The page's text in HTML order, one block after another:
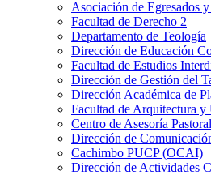
Asociación de Egresados
Facultad de Derecho 2
Departamento de Teología
Dirección de Educación
Facultad de Estudios
Dirección de Gestión del
Dirección Académica de
Facultad de Arquitectura y
Centro de Asesoría
Dirección de
Cachimbo PUCP (OCAI)
Dirección de Actividades